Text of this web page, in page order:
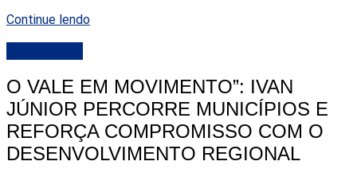
Continue lendo
O VALE EM MOVIMENTO”: IVAN
JÚNIOR PERCORRE MUNICÍPIOS E
REFORÇA COMPROMISSO COM O
DESENVOLVIMENTO REGIONAL